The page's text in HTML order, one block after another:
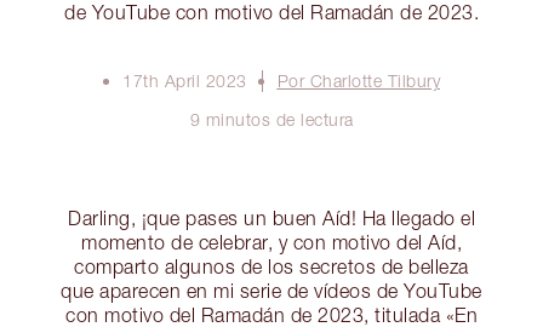
de YouTube con motivo del Ramadán de 2023.
17th April 2023
Por Charlotte Tilbury
9 minutos de lectura
Darling, ¡que pases un buen Aíd! Ha llegado el
momento de celebrar, y con motivo del Aíd,
comparto algunos de los secretos de belleza
que aparecen en mi serie de vídeos de YouTube
con motivo del Ramadán de 2023, titulada «En